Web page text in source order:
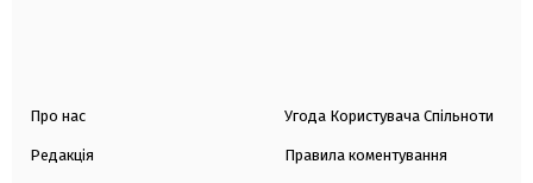
Про нас
Редакція
Угода Користувача Спільноти
Правила коментування